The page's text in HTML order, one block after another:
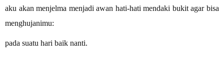
aku akan menjelma menjadi awan hati-hati mendaki bukit agar bisa
menghujanimu:
pada suatu hari baik nanti.